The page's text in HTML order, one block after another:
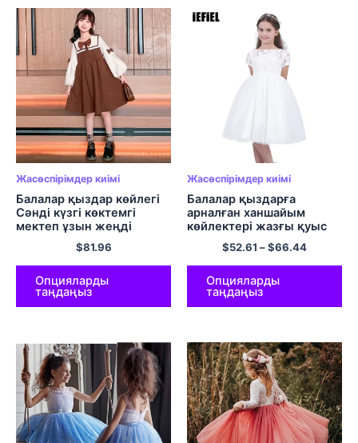
Жасөспірімдер киімі
Балалар қыздар көйлегі
Сәнді күзгі көктемгі
мектеп ұзын жеңді
көйлек Күнделікті
балалар ханшайымының
көйлектері Вестидос
жасөспірімдер 8 10 12 14
Жылдар
$81.96
Опцияларды
таңдаңыз
Жасөспірімдер киімі
Балалар қыздарға
арналған ханшайым
көйлектері жазғы қуыс
жүрек артқа ақ гүлді
қыздарға арналған
көйлек Туған күн тойына
арналған кешке арналған
кешке арналған киім
$52.61 –$66.44
Опцияларды
таңдаңыз